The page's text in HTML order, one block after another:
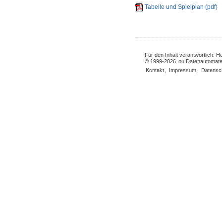
Tabelle und Spielplan (pdf)
Für den Inhalt verantwortlich:
© 1999-2026 nu
Kontakt
Impressum